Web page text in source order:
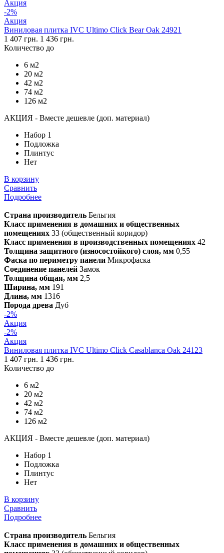
Акция
-2%
Акция
Виниловая плитка IVC Ultimo Click Bear Oak 24921
1 407 грн. 1 436 грн.
Количество до
6 м2
20 м2
42 м2
74 м2
126 м2
АКЦИЯ - Вместе дешевле (доп. материал)
Набор 1
Подложка
Плинтус
Нет
В корзину
Сравнить
Подробнее
Страна производитель Бельгия
Класс применения в домашних и общественных
помещениях 33 (общественный коридор)
Класс применения в производственных помещениях 42
Толщина защитного (износостойкого) слоя, мм 0,55
Фаска по периметру панели Микрофаска
Соединение панелей Замок
Толщина общая, мм 2,5
Ширина, мм 191
Длина, мм 1316
Порода древа Дуб
-2%
Акция
-2%
Акция
Виниловая плитка IVC Ultimo Click Casablanca Oak 24123
1 407 грн. 1 436 грн.
Количество до
6 м2
20 м2
42 м2
74 м2
126 м2
АКЦИЯ - Вместе дешевле (доп. материал)
Набор 1
Подложка
Плинтус
Нет
В корзину
Сравнить
Подробнее
Страна производитель Бельгия
Класс применения в домашних и общественных